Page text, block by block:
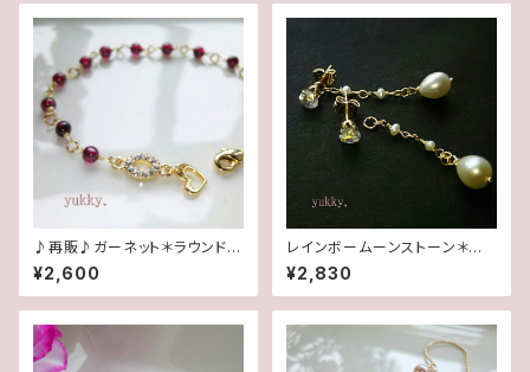
♪再販♪ガーネット＊ラウンド4
mmブレスレット
¥2,600
レインボームーンストーン＊淡
水2wayポストピアス14kgf
¥2,830